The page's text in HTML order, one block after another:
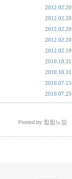
2012.02.20
2012.02.20
2012.02.20
2012.02.20
2012.02.19
2010.10.31
2010.10.31
2010.07.25
2010.07.25
Posted by 힙합느낌